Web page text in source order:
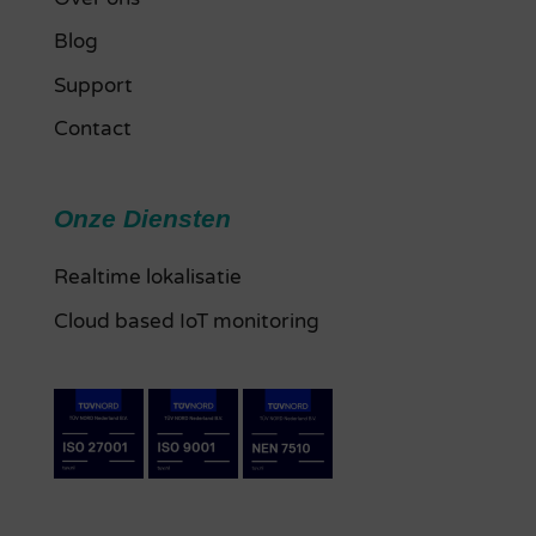
Blog
Support
Contact
Onze Diensten
Realtime lokalisatie
Cloud based IoT monitoring